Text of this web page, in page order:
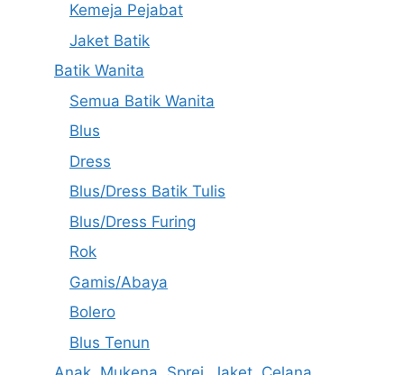
Kemeja Pejabat
Jaket Batik
Batik Wanita
Semua Batik Wanita
Blus
Dress
Blus/Dress Batik Tulis
Blus/Dress Furing
Rok
Gamis/Abaya
Bolero
Blus Tenun